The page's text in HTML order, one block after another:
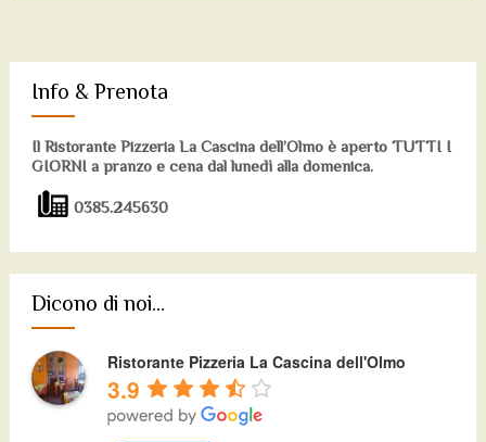
Info & Prenota
Il Ristorante Pizzeria La Cascina dell’Olmo è aperto TUTTI I
GIORNI a pranzo e cena dal lunedì alla domenica.
0385.245630
Dicono di noi…
Ristorante Pizzeria La Cascina dell'Olmo
3.9